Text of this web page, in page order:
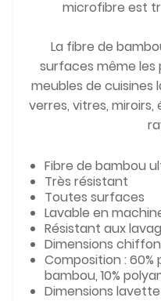
microfibre est
La fibre de
surfaces même les
meubles de cuisines
verres, vitres, miroirs,
Fibre de bambou
Très résistant
Toutes surfaces
Lavable en
Résistant aux
Dimensions
Composition : 60%
bambou, 10%
Dimensions